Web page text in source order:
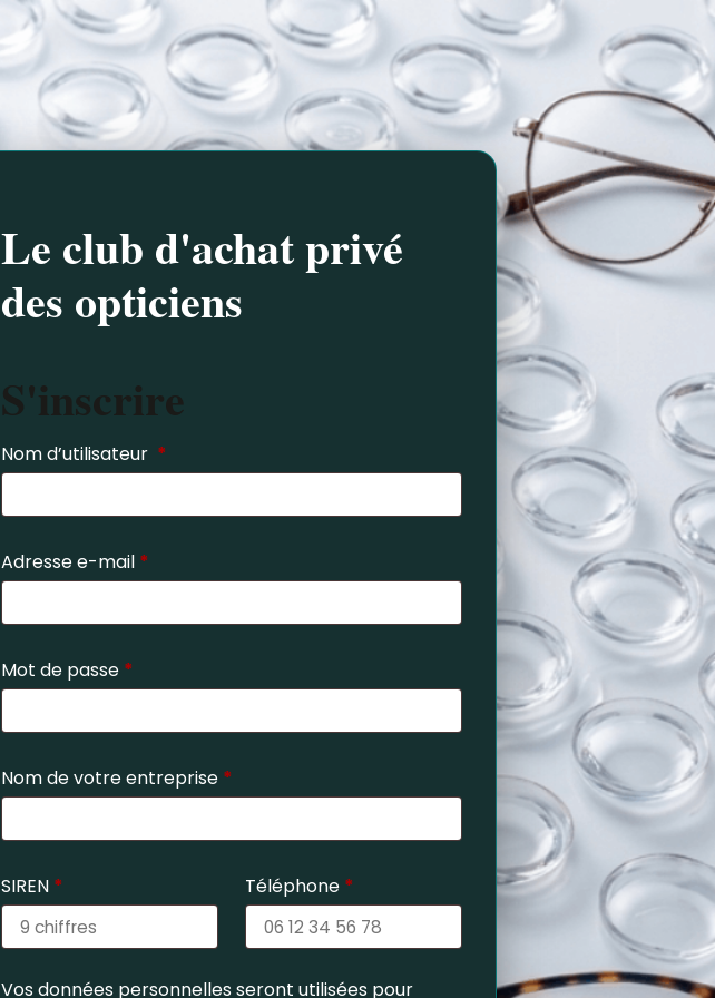
Le club d'achat privé
des opticiens
S'inscrire
Nom d’utilisateur *
Adresse e-mail *
Mot de passe *
Nom de votre entreprise *
SIREN * Téléphone *
Vos données personnelles seront utilisées pour